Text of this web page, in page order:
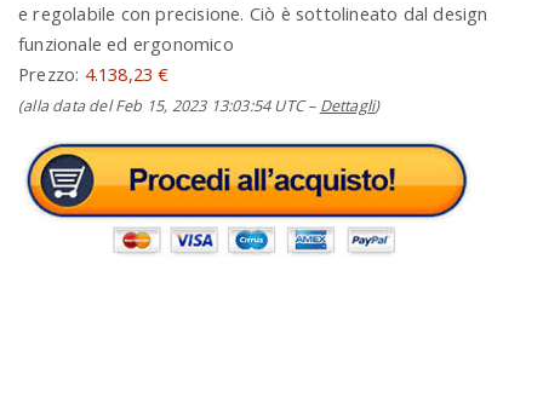
e regolabile con precisione. Ciò è sottolineato dal design
funzionale ed ergonomico
Prezzo: 4.138,23 €
(alla data del Feb 15, 2023 13:03:54 UTC – Dettagli)